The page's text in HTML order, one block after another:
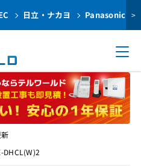
日立・ナカヨ Panasonic >
DHCL(W)2